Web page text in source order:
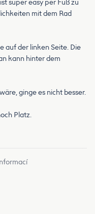
super easy per Fuß zu
mit dem Rad
auf der linken Seite. Die
kann hinter dem
ginge es nicht besser.
Platz.